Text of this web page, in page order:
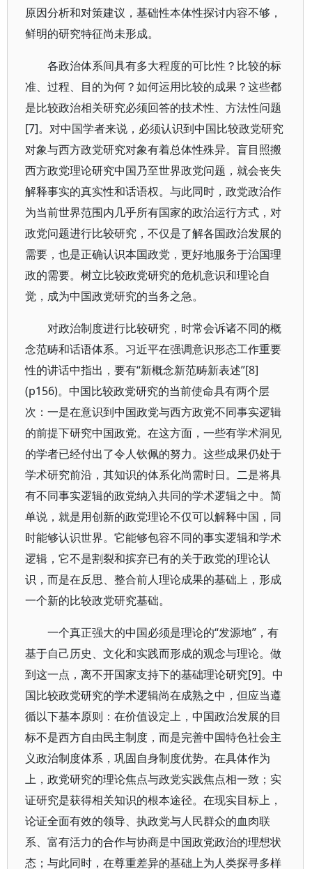
原因分析和对策建议，基础性本体性探讨内容不够，
鲜明的研究特征尚未形成。
各政治体系间具有多大程度的可比性？比较的标
准、过程、目的为何？如何运用比较的成果？这些都
是比较政治相关研究必须回答的技术性、方法性问题
[7]。对中国学者来说，必须认识到中国比较政党研究
对象与西方政党研究对象有着总体性殊异。盲目照搬
西方政党理论研究中国乃至世界政党问题，就会丧失
解释事实的真实性和话语权。与此同时，政党政治作
为当前世界范围内几乎所有国家的政治运行方式，对
政党问题进行比较研究，不仅是了解各国政治发展的
需要，也是正确认识本国政党，更好地服务于治国理
政的需要。树立比较政党研究的危机意识和理论自
觉，成为中国政党研究的当务之急。
对政治制度进行比较研究，时常会诉诸不同的概
念范畴和话语体系。习近平在强调意识形态工作重要
性的讲话中指出，要有“新概念新范畴新表述”[8]
(p156)。中国比较政党研究的当前使命具有两个层
次：一是在意识到中国政党与西方政党不同事实逻辑
的前提下研究中国政党。在这方面，一些有学术洞见
的学者已经付出了令人钦佩的努力。这些成果仍处于
学术研究前沿，其知识的体系化尚需时日。二是将具
有不同事实逻辑的政党纳入共同的学术逻辑之中。简
单说，就是用创新的政党理论不仅可以解释中国，同
时能够认识世界。它能够包容不同的事实逻辑和学术
逻辑，它不是割裂和摈弃已有的关于政党的理论认
识，而是在反思、整合前人理论成果的基础上，形成
一个新的比较政党研究基础。
一个真正强大的中国必须是理论的“发源地”，有
基于自己历史、文化和实践而形成的观念与理论。做
到这一点，离不开国家支持下的基础理论研究[9]。中
国比较政党研究的学术逻辑尚在成熟之中，但应当遵
循以下基本原则：在价值设定上，中国政治发展的目
标不是西方自由民主制度，而是完善中国特色社会主
义政治制度体系，巩固自身制度优势。在具体作为
上，政党研究的理论焦点与政党实践焦点相一致；实
证研究是获得相关知识的根本途径。在现实目标上，
论证全面有效的领导、执政党与人民群众的血肉联
系、富有活力的合作与协商是中国政党政治的理想状
态；与此同时，在尊重差异的基础上为人类探寻多样